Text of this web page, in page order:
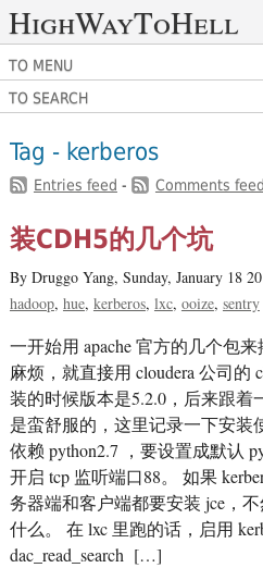
HighWayToHell
TO MENU
TO SEARCH
Tag - kerberos
Entries feed - Comments feed
装CDH5的几个坑
By Druggo Yang, Sunday, January 18
hadoop hue kerberos lxc ooize sentry
一开始用 apache 官方的几个包
麻烦，就直接用 cloudera 公司的
装的时候版本是5.2.0，后来跟着
是蛮舒服的，这里记录一下安装
依赖 python2.7 ，要设置成默认
开启 tcp 监听端口88。 如果
务器端和客户端都要安装 jce，
什么。 在 lxc 里跑的话，启用
dac_read_search […]